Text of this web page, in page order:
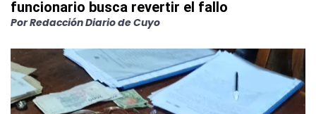
funcionario busca revertir el fallo
PorRedacción Diario de Cuyo